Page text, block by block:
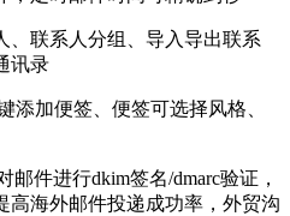
、联系人分组、导入导出联系
讯录
添加便签、便签可选择风格、
邮件进行dkim签名/dmarc验证，
高海外邮件投递成功率，外贸沟